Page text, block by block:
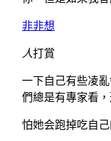
非非想
人打賞
一下自己有些凌
們總是有專家看
怕她会跑掉吃自己